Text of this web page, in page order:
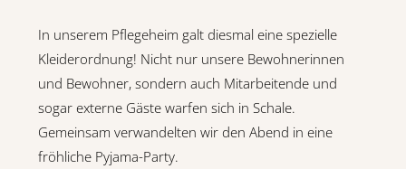
In unserem Pflegeheim galt diesmal eine spezielle
Kleiderordnung! Nicht nur unsere Bewohnerinnen
und Bewohner, sondern auch Mitarbeitende und
sogar externe Gäste warfen sich in Schale.
Gemeinsam verwandelten wir den Abend in eine
fröhliche Pyjama-Party.